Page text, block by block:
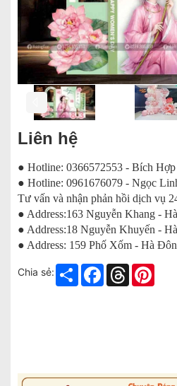
Liên hệ
● Hotline: 0366572553 - Bích Hợp
● Hotline: 0961676079 - Ngọc
Tư vấn và nhận phản hồi dịch vụ
● Address:163 Nguyễn Khang -
● Address:18 Nguyễn Khuyến -
● Address: 159 Phố Xốm - Hà
Chia sẻ: Share Facebook
Threads